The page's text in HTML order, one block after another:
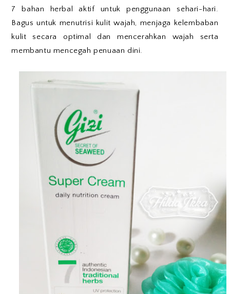
7 bahan herbal aktif untuk penggunaan sehari-hari.
Bagus untuk menutrisi kulit wajah, menjaga kelembaban
kulit secara optimal dan mencerahkan wajah serta
membantu mencegah penuaan dini.